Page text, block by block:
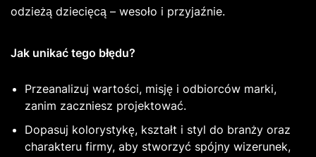
odzieżą dziecięcą – wesoło i przyjaźnie.
Jak unikać tego błędu?
Przeanalizuj wartości, misję i odbiorców marki,
zanim zaczniesz projektować.
Dopasuj kolorystykę, kształt i styl do branży oraz
charakteru firmy, aby stworzyć spójny wizerunek,